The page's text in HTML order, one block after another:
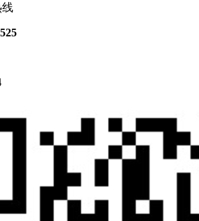
线